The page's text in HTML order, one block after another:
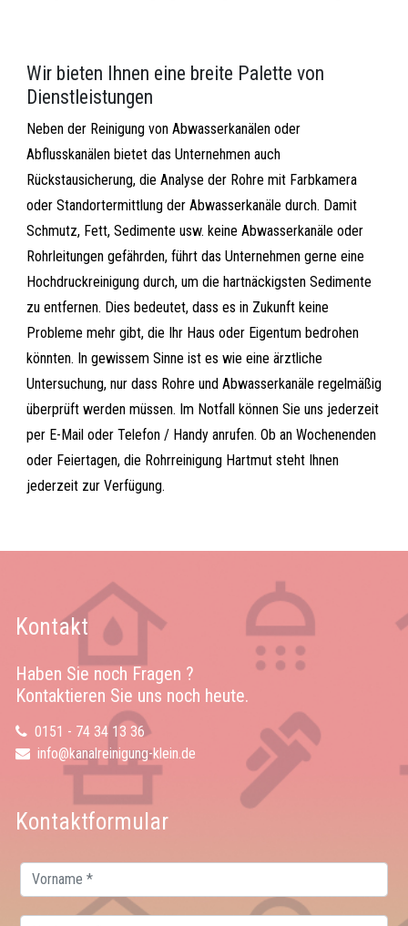
Wir bieten Ihnen eine breite Palette von
Dienstleistungen
Neben der Reinigung von Abwasserkanälen oder
Abflusskanälen bietet das Unternehmen auch
Rückstausicherung, die Analyse der Rohre mit Farbkamera
oder Standortermittlung der Abwasserkanäle durch. Damit
Schmutz, Fett, Sedimente usw. keine Abwasserkanäle oder
Rohrleitungen gefährden, führt das Unternehmen gerne eine
Hochdruckreinigung durch, um die hartnäckigsten Sedimente
zu entfernen. Dies bedeutet, dass es in Zukunft keine
Probleme mehr gibt, die Ihr Haus oder Eigentum bedrohen
könnten. In gewissem Sinne ist es wie eine ärztliche
Untersuchung, nur dass Rohre und Abwasserkanäle regelmäßig
überprüft werden müssen. Im Notfall können Sie uns jederzeit
per E-Mail oder Telefon / Handy anrufen. Ob an Wochenenden
oder Feiertagen, die Rohrreinigung Hartmut steht Ihnen
jederzeit zur Verfügung.
Kontakt
Haben Sie noch Fragen ?
Kontaktieren Sie uns noch heute.
0151 - 74 34 13 36
info@kanalreinigung-klein.de
Kontaktformular